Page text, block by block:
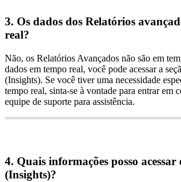
3. Os dados dos Relatórios avanç
real?
Não, os Relatórios Avançados não são em
dados em tempo real, você pode acessar a seçã
(Insights). Se você tiver uma necessidade
tempo real, sinta-se à vontade para entrar em
equipe de suporte para assistência.
4. Quais informações posso acessar
(Insights)?